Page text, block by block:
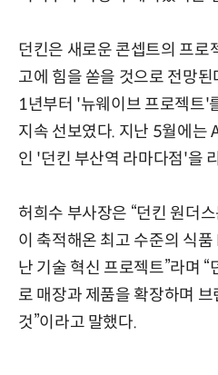
던킨은 새로운 콘셉트의 프로
고에 힘을 쏟을 것으로 전망
1년부터 '뉴웨이브 프로젝트'
지속 선보였다. 지난 5월에는
인 '던킨 부산역 라마다점'을
허희수 부사장은 “던킨 원더
이 축적해온 최고 수준의 식
난 기술 혁신 프로젝트”라며
로 매장과 제품을 확장하며
것”이라고 말했다.